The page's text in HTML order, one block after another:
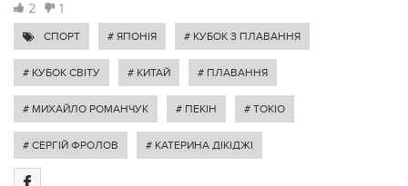
2 1
СПОРТ # ЯПОНІЯ # КУБОК З ПЛАВАННЯ
# КУБОК СВІТУ # КИТАЙ # ПЛАВАННЯ
# МИХАЙЛО РОМАНЧУК # ПЕКІН # ТОКІО
# СЕРГІЙ ФРОЛОВ # КАТЕРИНА ДІКІДЖІ